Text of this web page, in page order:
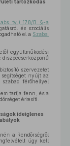
tartózkodás
tv.) 178/B. §-a
és szociális
el a Szabs.
együttműködési
szervezetet
nyújt az
férőhellyel
tartja fenn, és a
értesíti.
ideiglenes
a Rendőrségről
úgy kell